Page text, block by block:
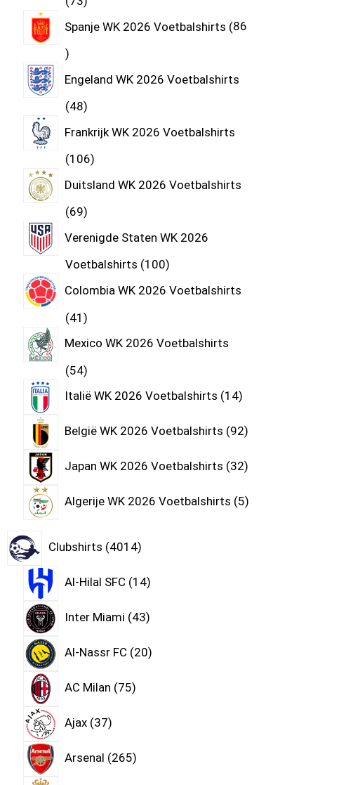
Spanje WK 2026 Voetbalshirts 86
Engeland WK 2026 Voetbalshirts
48
Frankrijk WK 2026 Voetbalshirts
106
Duitsland WK 2026 Voetbalshirts
69
Verenigde Staten WK 2026
Voetbalshirts 100
Colombia WK 2026 Voetbalshirts
41
Mexico WK 2026 Voetbalshirts
54
Italië WK 2026 Voetbalshirts 14
België WK 2026 Voetbalshirts 92
Japan WK 2026 Voetbalshirts 32
Algerije WK 2026 Voetbalshirts 5
Clubshirts 4014
Al-Hilal SFC 14
Inter Miami 43
Al-Nassr FC 20
AC Milan 75
Ajax 37
Arsenal 265